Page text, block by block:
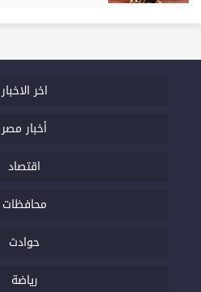
اخر الاخبار
أخبار مصر
اقتصاد
محافظات
حوادث
رياضة